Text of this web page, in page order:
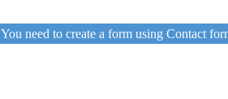
You need to create a form using Contact